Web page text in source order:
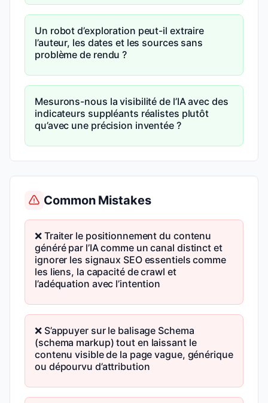
Un robot d’exploration peut-il extraire
l’auteur, les dates et les sources sans
problème de rendu ?
Mesurons-nous la visibilité de l’IA avec des
indicateurs suppléants réalistes plutôt
qu’avec une précision inventée ?
Common Mistakes
❌ Traiter le positionnement du contenu
généré par l’IA comme un canal distinct et
ignorer les signaux SEO essentiels comme
les liens, la capacité de crawl et
l’adéquation avec l’intention
❌ S’appuyer sur le balisage Schema
(schema markup) tout en laissant le
contenu visible de la page vague, générique
ou dépourvu d’attribution